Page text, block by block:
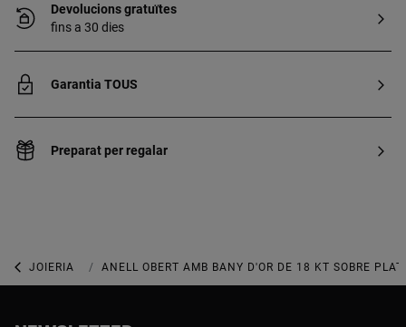
Devolucions gratuïtes
fins a 30 dies
Garantia TOUS
Preparat per regalar
JOIERIA JOIES AMB BANY D’OR
ANELL OBERT AMB BANY D'OR DE 18 KT SOBRE